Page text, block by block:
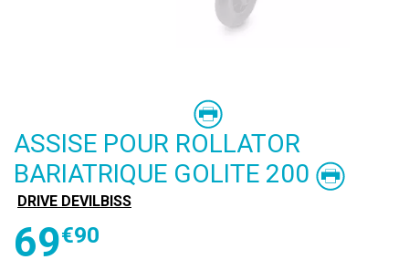
ASSISE POUR ROLLATOR
BARIATRIQUE GOLITE 200
DRIVE DEVILBISS
69€90